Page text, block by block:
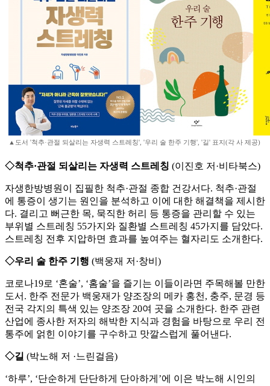
▲도서 '척추·관절 되살리는 자생력 스트레칭', '우리 술 한주 기행', '길' 표지(각 사 제공)
◇척추·관절 되살리는 자생력 스트레칭 (이진호 저·비타북스)
자생한방병원이 집필한 척추·관절 종합 건강서다. 척추·관절
에 통증이 생기는 원인을 분석하고 이에 대한 해결책을 제시한
다. 결리고 뻐근한 목, 묵직한 허리 등 통증을 관리할 수 있는
부위별 스트레칭 55가지와 질환별 스트레칭 45가지를 담았다.
스트레칭 전후 지압하면 효과를 높여주는 혈자리도 소개한다.
◇우리 술 한주 기행 (백웅재 저·창비)
코로나19로 ‘혼술’, ‘홈술’을 즐기는 이들이라면 주목해볼 만한
도서. 한주 전문가 백웅재가 양조장의 메카 홍천, 충주, 문경 등
전국 각지의 특색 있는 양조장 20여 곳을 소개한다. 한주 관련
산업에 종사한 저자의 해박한 지식과 경험을 바탕으로 우리 전
통주에 얽힌 이야기를 구수하고 맛깔스럽게 풀어낸다.
◇길 (박노해 저 ·느린걸음)
‘하루’, ‘단순하게 단단하게 단아하게’에 이은 박노해 시인의